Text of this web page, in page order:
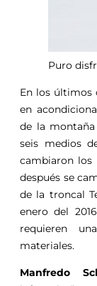
Puro
En los últimos
en
de la
seis medios
cambiaron los
después se
de la troncal
enero del
requieren
materiales.
Manfredo